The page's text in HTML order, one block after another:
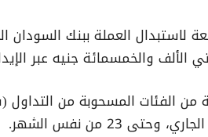
لاستبدال العملة ببنك السودان
الألف والخمسمائة جنيه عبر
من الفئات المسحوبة من